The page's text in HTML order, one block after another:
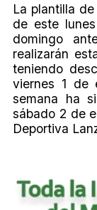
La plantilla
de este
domingo
realizarán
teniendo
viernes 1 de
semana ha
sábado 2 de
Deportiva